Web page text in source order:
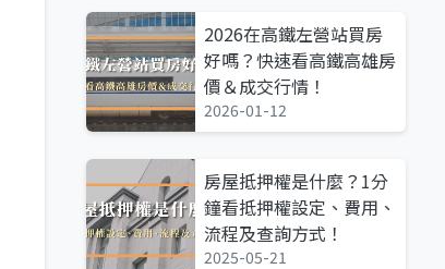
2026在高鐵左營站買房
好嗎？快速看高鐵高雄房
價＆成交行情！
2026-01-12
房屋抵押權是什麼？1分
鐘看抵押權設定、費用、
流程及查詢方式！
2025-05-21